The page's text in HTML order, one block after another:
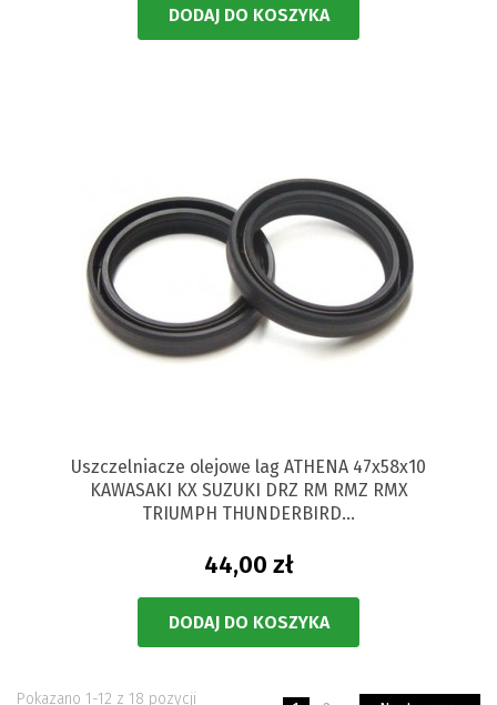
DODAJ DO KOSZYKA
Uszczelniacze olejowe lag ATHENA 47x58x10
KAWASAKI KX SUZUKI DRZ RM RMZ RMX
TRIUMPH THUNDERBIRD...
44,00 zł
DODAJ DO KOSZYKA
Pokazano 1-12 z 18 pozycji